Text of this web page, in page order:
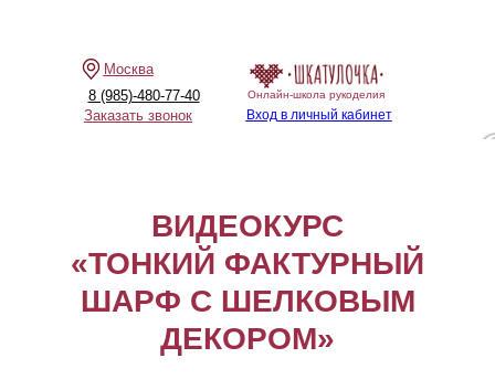
Онлайн-школа рукоделия
8 (985)-480-77-40
Вход в личный кабинет
Москва
Заказать звонок
ВИДЕОКУРС
«ТОНКИЙ ФАКТУРНЫЙ
ШАРФ С ШЕЛКОВЫМ
ДЕКОРОМ»